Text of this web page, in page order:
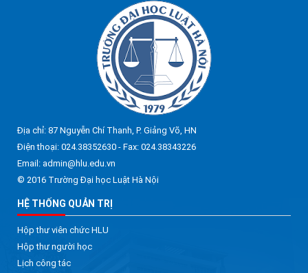
Địa chỉ: 87 Nguyễn Chí Thanh, P. Giảng Võ, HN
Điện thoại: 024.38352630 - Fax: 024.38343226
Email: admin@hlu.edu.vn
© 2016 Trường Đại học Luật Hà Nội
HỆ THỐNG QUẢN TRỊ
Hộp thư viên chức HLU
Hộp thư người học
Lịch công tác